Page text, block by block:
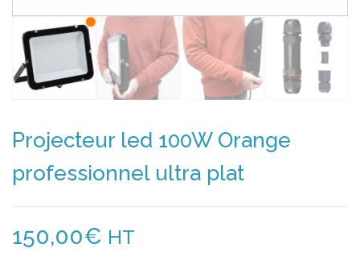
Projecteur led 100W Orange
professionnel ultra plat
150,00€ HT